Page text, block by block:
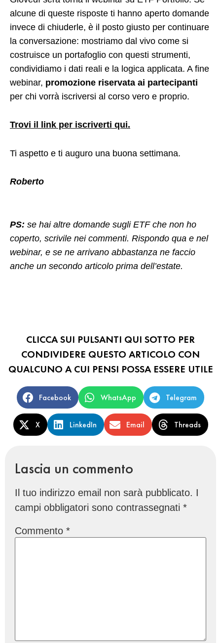
alcune di queste risposte ti hanno aperto domande
invece di chiuderle, è il posto giusto per continuare
la conversazione: mostriamo dal vivo come si
costruisce un portafoglio con questi strumenti,
condividiamo i dati reali e la logica applicata. A fine
webinar, promozione riservata ai partecipanti
per chi vorrà iscriversi al corso vero e proprio.
Trovi il link per iscriverti qui.
Ti aspetto e ti auguro una buona settimana.
Roberto
PS: se hai altre domande sugli ETF che non ho
coperto, scrivile nei commenti. Rispondo qua e nel
webinar, e se ne arrivano abbastanza ne faccio
anche un secondo articolo prima dell’estate.
CLICCA SUI PULSANTI QUI SOTTO PER
CONDIVIDERE QUESTO ARTICOLO CON
QUALCUNO A CUI PENSI POSSA ESSERE UTILE
Facebook WhatsApp Telegram
X LinkedIn Email Threads
Lascia un commento
Il tuo indirizzo email non sarà pubblicato. I
campi obbligatori sono contrassegnati *
Commento *